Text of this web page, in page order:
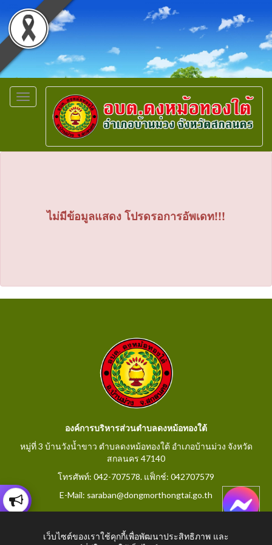
Toggle
navigation
ไม่มีข้อมูลแสดง โปรดรอการอัพเดท!!!
องค์การบริหารส่วนตำบลดงหม้อทองใต้
หมู่ที่ 3 บ้านวังน้ำขาว ตำบลดงหม้อทองใต้ อำเภอบ้านม่วง จังหวัด
สกลนคร 47140
โทรศัพท์: 042-707578. แฟ็กช์: 042707579
E-Mail: saraban@dongmorthongtai.go.th
เว็บไซต์ของเราใช้คุกกี้เพื่อพัฒนาประสิทธิภาพ และ